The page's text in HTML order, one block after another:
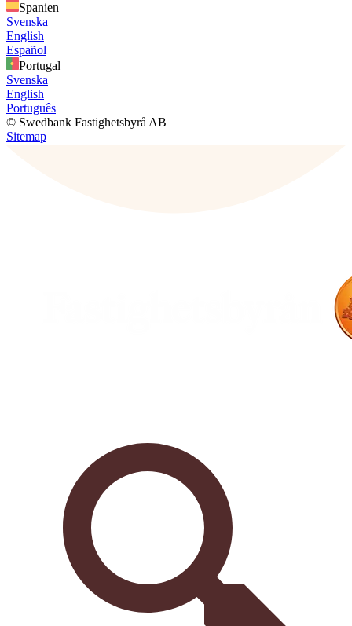
Spanien
Svenska
English
Español
Portugal
Svenska
English
Português
© Swedbank Fastighetsbyrå AB
Sitemap